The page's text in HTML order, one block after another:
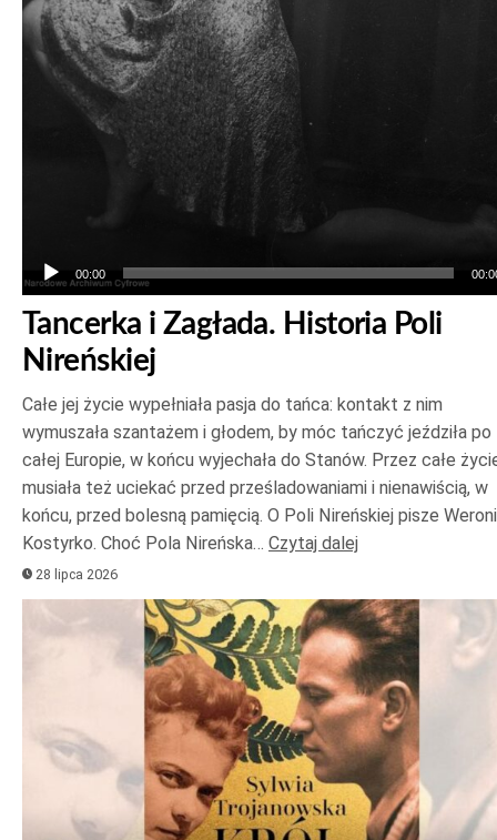
00:00
Tancerka i Zagłada. Historia Poli
Nireńskiej
Całe jej życie wypełniała pasja do tańca: kontakt z nim
wymuszała szantażem i głodem, by móc tańczyć jeździła po
całej Europie, w końcu wyjechała do Stanów. Przez całe
musiała też uciekać przed prześladowaniami i nienawiścią, w
końcu, przed bolesną pamięcią. O Poli Nireńskiej pisze
Kostyrko. Choć Pola Nireńska… Czytaj dalej
28 lipca 2026
plików